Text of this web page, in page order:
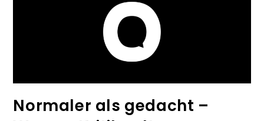
Normaler als gedacht –